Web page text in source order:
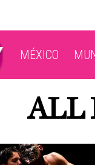
MÉXICO
ALL